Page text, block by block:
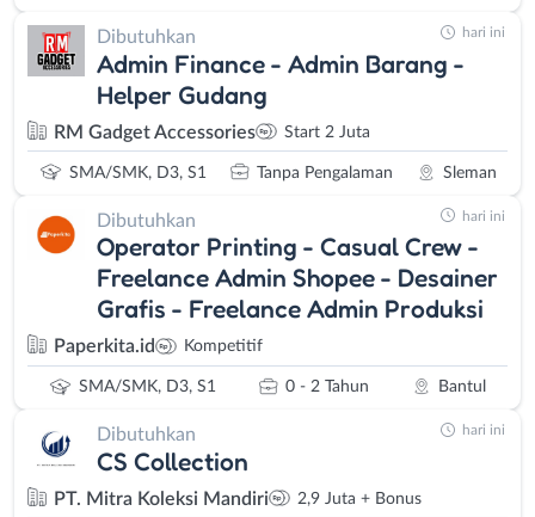
Dibutuhkan
Admin Finance - Admin Barang -
Helper Gudang
RM Gadget Accessories Start 2 Juta
SMA/SMK, D3, S1 Tanpa Pengalaman Sleman
hari ini
Dibutuhkan
Operator Printing - Casual Crew -
Freelance Admin Shopee - Desainer
Grafis - Freelance Admin Produksi
Paperkita.id Kompetitif
SMA/SMK, D3, S1 0 - 2 Tahun Bantul
hari ini
Dibutuhkan
CS Collection
PT. Mitra Koleksi Mandiri 2,9 Juta + Bonus
hari ini